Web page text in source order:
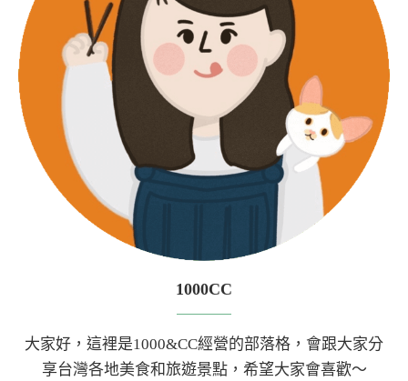
1000CC
大家好，這裡是1000&CC經營的部落格，會跟大家分
享台灣各地美食和旅遊景點，希望大家會喜歡～